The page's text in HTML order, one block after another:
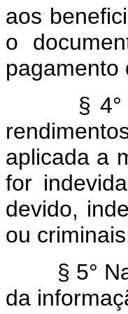
aos
o
pagamento
§ 4° À
aplicada a
for
devido,
ou
§ 5° Na
da